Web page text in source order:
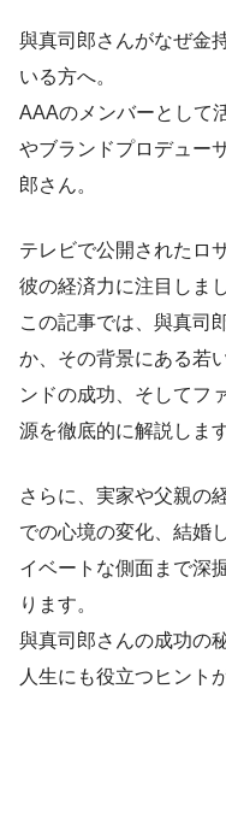
與真司郎さんがなぜ金
いる方へ。
AAAのメンバーとして
やブランドプロデュー
郎さん。
テレビで公開されたロ
彼の経済力に注目しまし
この記事では、與真司
か、その背景にある若
ンドの成功、そしてフ
源を徹底的に解説します
さらに、実家や父親の
での心境の変化、結婚
イベートな側面まで深
ります。
與真司郎さんの成功の
人生にも役立つヒント